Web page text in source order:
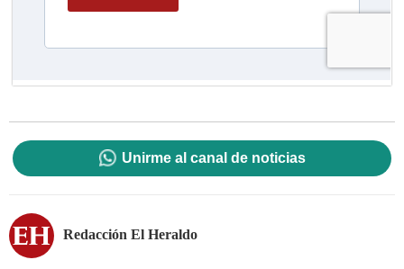
Unirme al canal de noticias
Redacción El Heraldo